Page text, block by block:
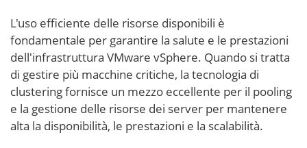
L'uso efficiente delle risorse disponibili è
fondamentale per garantire la salute e le prestazioni
dell'infrastruttura VMware vSphere. Quando si tratta
di gestire più macchine critiche, la tecnologia di
clustering fornisce un mezzo eccellente per il pooling
e la gestione delle risorse dei server per mantenere
alta la disponibilità, le prestazioni e la scalabilità.